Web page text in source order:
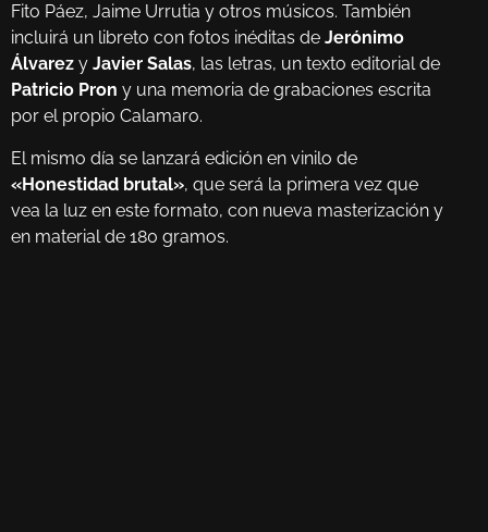
Fito Páez, Jaime Urrutia y otros músicos. También
incluirá un libreto con fotos inéditas de Jerónimo
Álvarez y Javier Salas, las letras, un texto editorial de
Patricio Pron y una memoria de grabaciones escrita
por el propio Calamaro.
El mismo día se lanzará edición en vinilo de
«Honestidad brutal», que será la primera vez que
vea la luz en este formato, con nueva masterización y
en material de 180 gramos.